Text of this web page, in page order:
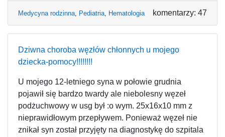
Medycyna rodzinna, Pediatria, Hematologia komentarzy: 47
Dziwna choroba węzłów chłonnych u mojego
dziecka-pomocy!!!!!!!!
U mojego 12-letniego syna w połowie grudnia
pojawił się bardzo twardy ale niebolesny węzeł
podżuchwowy w usg był :o wym. 25x16x10 mm z
nieprawidłowym przepływem. Ponieważ węzeł nie
znikał syn został przyjęty na diagnostykę do szpitala